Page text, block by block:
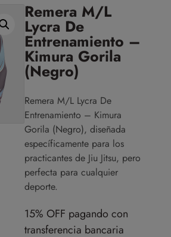
Remera M/L
Lycra De
Entrenamiento –
Kimura Gorila
(Negro)
Remera M/L Lycra De
Entrenamiento – Kimura
Gorila (Negro), diseñada
específicamente para los
practicantes de Jiu Jitsu, pero
perfecta para cualquier
deporte.
15% OFF pagando con
transferencia bancaria